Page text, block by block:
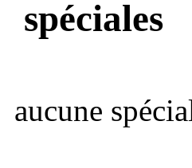
spéciales
aucune